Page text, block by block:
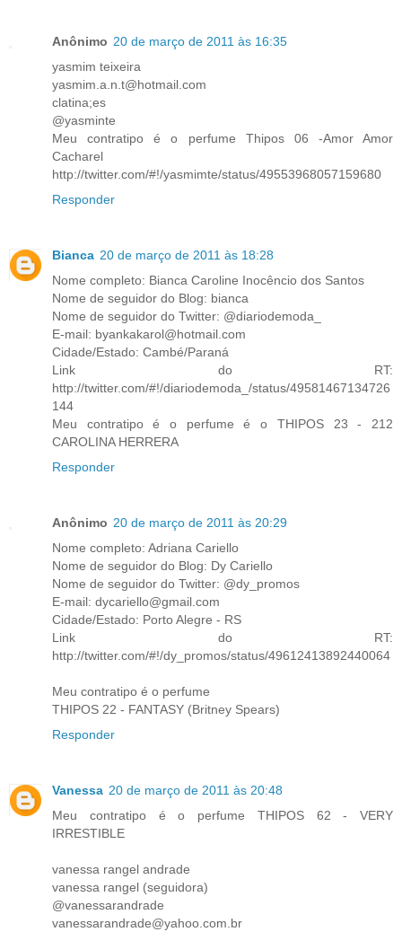
Anônimo 20 de março de 2011 às 16:35
yasmim teixeira
yasmim.a.n.t@hotmail.com
clatina;es
@yasminte
Meu contratipo é o perfume Thipos 06 -Amor Amor
Cacharel
http://twitter.com/#!/yasmimte/status/49553968057159680
Responder
Bianca 20 de março de 2011 às 18:28
Nome completo: Bianca Caroline Inocêncio dos Santos
Nome de seguidor do Blog: bianca
Nome de seguidor do Twitter: @diariodemoda_
E-mail: byankakarol@hotmail.com
Cidade/Estado: Cambé/Paraná
Link do RT:
http://twitter.com/#!/diariodemoda_/status/49581467134726
144
Meu contratipo é o perfume é o THIPOS 23 - 212
CAROLINA HERRERA
Responder
Anônimo 20 de março de 2011 às 20:29
Nome completo: Adriana Cariello
Nome de seguidor do Blog: Dy Cariello
Nome de seguidor do Twitter: @dy_promos
E-mail: dycariello@gmail.com
Cidade/Estado: Porto Alegre - RS
Link do RT:
http://twitter.com/#!/dy_promos/status/49612413892440064
Meu contratipo é o perfume
THIPOS 22 - FANTASY (Britney Spears)
Responder
Vanessa 20 de março de 2011 às 20:48
Meu contratipo é o perfume THIPOS 62 - VERY
IRRESTIBLE
vanessa rangel andrade
vanessa rangel (seguidora)
@vanessarandrade
vanessarandrade@yahoo.com.br